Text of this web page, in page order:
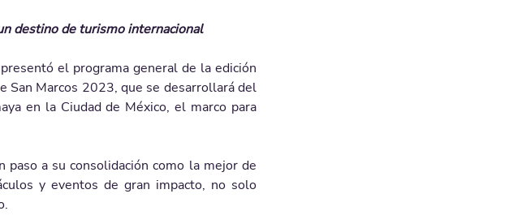
destino de turismo internacional
el programa general de la edición
San Marcos 2023, que se desarrollará del
en la Ciudad de México, el marco para
a su consolidación como la mejor de
y eventos de gran impacto, no solo